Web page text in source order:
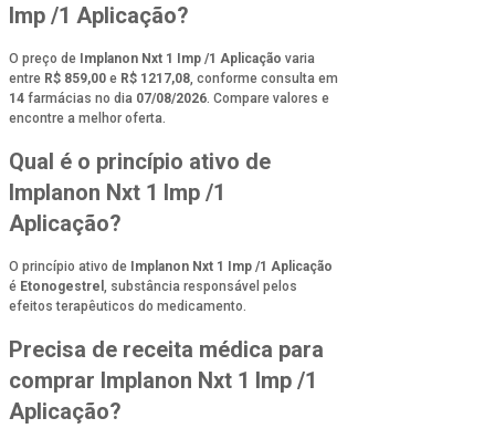
Imp /1 Aplicação?
O preço de Implanon Nxt 1 Imp /1 Aplicação varia
entre R$ 859,00 e R$ 1217,08, conforme consulta em
14 farmácias no dia 07/08/2026. Compare valores e
encontre a melhor oferta.
Qual é o princípio ativo de
Implanon Nxt 1 Imp /1
Aplicação?
O princípio ativo de Implanon Nxt 1 Imp /1 Aplicação
é Etonogestrel , substância responsável pelos
efeitos terapêuticos do medicamento.
Precisa de receita médica para
comprar Implanon Nxt 1 Imp /1
Aplicação?